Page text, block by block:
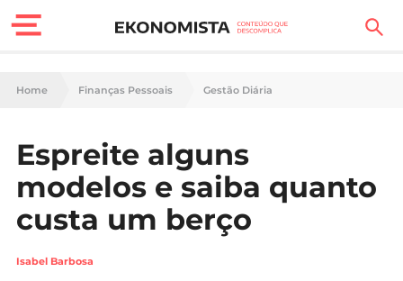
Finanças Pessoais
Carreira
Casa
Lifestyle
Home Finanças Pessoais Gestão Diária
Espreite alguns
modelos e saiba quanto
custa um berço
Isabel Barbosa